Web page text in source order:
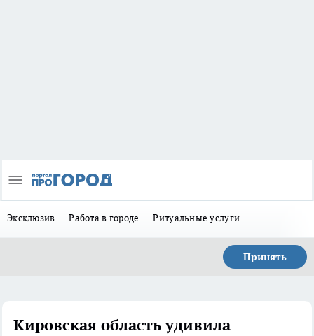
Эксклюзив Работа в городе Ритуальные услуги
Принять
Кировская область удивила